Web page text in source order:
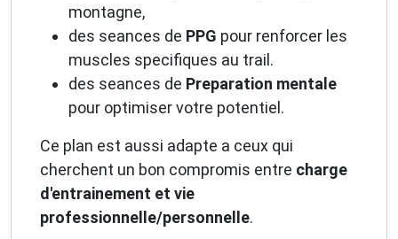
montagne,
des seances de PPG pour renforcer les
muscles specifiques au trail.
des seances de Preparation mentale
pour optimiser votre potentiel.
Ce plan est aussi adapte a ceux qui
cherchent un bon compromis entre charge
d'entrainement et vie
professionnelle/personnelle.